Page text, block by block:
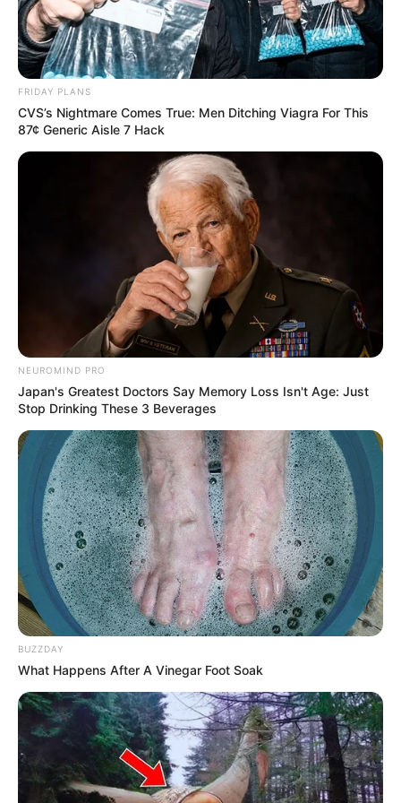
പാലക്കാട് : കേരള സ്റ്റേറ്റ് ഷെഡ്യൂൾഡ് കാസ്റ്റ് &
ഷെഡ്യൂൾഡ് ട്രൈബ് റസിഡൻഷ്യൽ എജ്യൂക്കേഷൻ
സൊസൈറ്റിക്ക് കീഴിലുള്ള പാലക്കാട് മെഡിക്കൽ
കോളേജിലെ നിയമനങ്ങൾ പി എസ് സിക്ക് വിടാൻ
ശുപാർശ . വിജിലൻസ് സംഘം നടത്തിയ മിന്നൽ
പരിശോധനയിൽ ക്രമക്കേടുകൾ ശ്രദ്ധയിൽ
പെട്ടതിനെത്തുടർന്നാണ് നിയമനങ്ങൾ പി എസ്
സിക്ക് വിടണമെന്ന് അഡീഷണൽ ചീഫ് സെക്രട്ടറി
നിർദ്ദേശം നൽകിയത് .
ഇരുന്നൂറോളം ജീവനക്കാരെ നടപടിക്രമങ്ങൾ
FRIDAY PLANS
CVS’s Nightmare Comes True: Men Ditching Viagra For This
87¢ Generic Aisle 7 Hack
NEUROMIND PRO
Japan's Greatest Doctors Say Memory Loss Isn't Age: Just
Stop Drinking These 3 Beverages
BUZZDAY
What Happens After A Vinegar Foot Soak